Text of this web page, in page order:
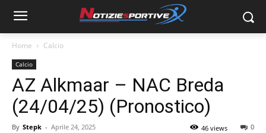
Home Calcio
Calcio
AZ Alkmaar – NAC Breda
(24/04/25) (Pronostico)
By Stepk - Aprile 24, 2025 0
46 views